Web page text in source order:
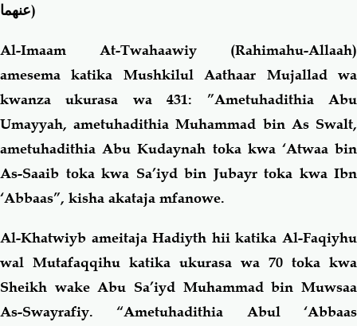
عنهما)
Al-Imaam At-Twahaawiy (Rahimahu-Allaah)
amesema katika Mushkilul Aathaar Mujallad wa
kwanza ukurasa wa 431: ”Ametuhadithia Abu
Umayyah, ametuhadithia Muhammad bin As Swalt,
ametuhadithia Abu Kudaynah toka kwa ‘Atwaa bin
As-Saaib toka kwa Sa’iyd bin Jubayr toka kwa Ibn
‘Abbaas”, kisha akataja mfanowe.
Al-Khatwiyb ameitaja Hadiyth hii katika Al-Faqiyhu
wal Mutafaqqihu katika ukurasa wa 70 toka kwa
Sheikh wake Abu Sa’iyd Muhammad bin Muwsaa
As-Swayrafiy. “Ametuhadithia Abul ‘Abbaas